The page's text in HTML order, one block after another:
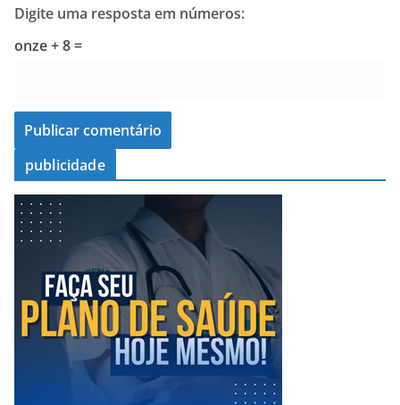
Digite uma resposta em números:
onze + 8 =
publicidade